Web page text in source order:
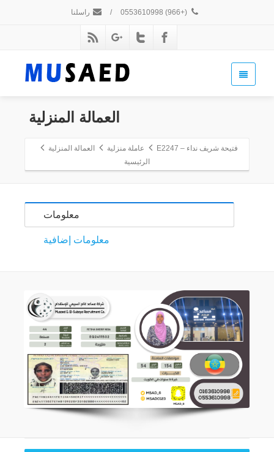
(+966) 0553610998
/ راسلنا
العمالة المنزلية
فتيحة شريف نداء – E2247 عاملة منزلية
العمالة المنزلية
الرئيسية
معلومات
معلومات إضافية